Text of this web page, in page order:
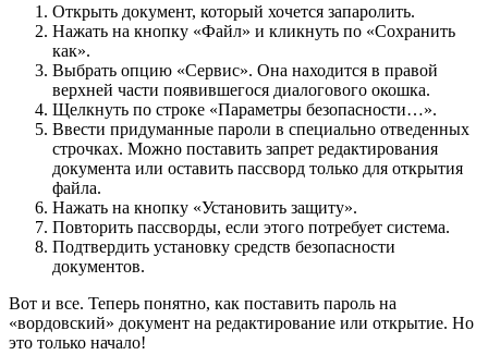
Открыть документ, который хочется запаролить.
Нажать на кнопку «Файл» и кликнуть по «Сохранить
как».
Выбрать опцию «Сервис». Она находится в правой
верхней части появившегося диалогового окошка.
Щелкнуть по строке «Параметры безопасности…».
Ввести придуманные пароли в специально отведенных
строчках. Можно поставить запрет редактирования
документа или оставить пассворд только для открытия
файла.
Нажать на кнопку «Установить защиту».
Повторить пассворды, если этого потребует система.
Подтвердить установку средств безопасности
документов.
Вот и все. Теперь понятно, как поставить пароль на
«вордовский» документ на редактирование или открытие. Но
это только начало!